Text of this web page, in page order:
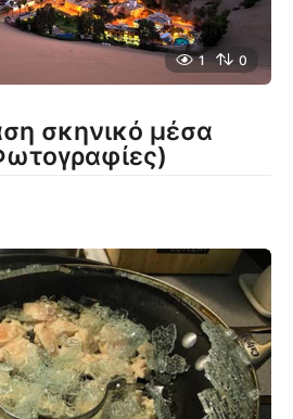
1 0
σκηνικό μέσα